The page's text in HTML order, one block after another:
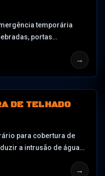
temporária
portas
tempestades, aberturas
→
DE TELHADO
para cobertura de
a intrusão de água
telhas perdidas,
→